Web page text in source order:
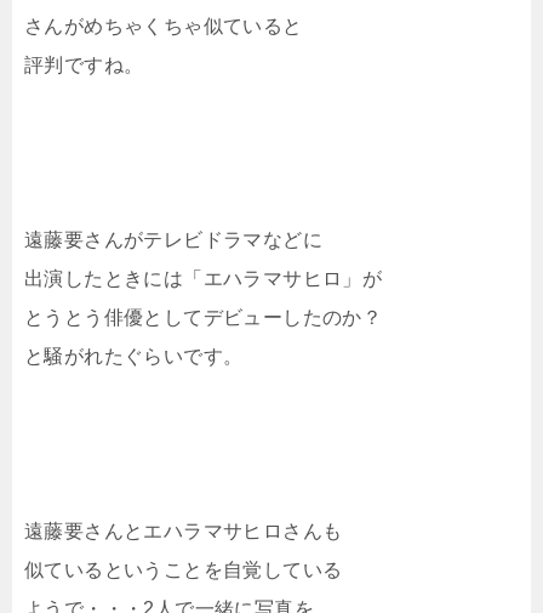
さんがめちゃくちゃ似ていると
評判ですね。
遠藤要さんがテレビドラマなどに
出演したときには「エハラマサヒロ」が
とうとう俳優としてデビューしたのか？
と騒がれたぐらいです。
遠藤要さんとエハラマサヒロさんも
似ているということを自覚している